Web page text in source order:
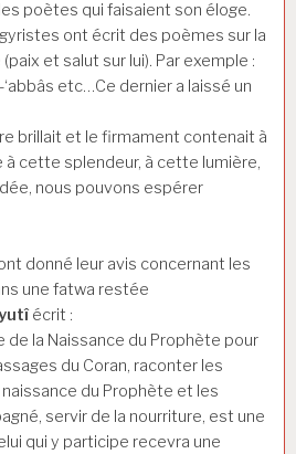
poètes qui faisaient son éloge.
ont écrit des poèmes sur la
et salut sur lui). Par exemple :
‘abbâs etc…Ce dernier a laissé un
brillait et le firmament contenait à
à cette splendeur, à cette lumière,
nous pouvons espérer
donné leur avis concernant les
une fatwa restée
écrit :
de la Naissance du Prophète pour
du Coran, raconter les
du Prophète et les
servir de la nourriture, est une
qui y participe recevra une